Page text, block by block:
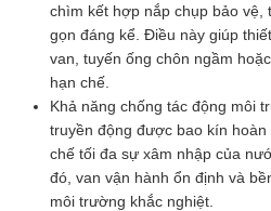
chìm kết hợp nắp chụp bảo vệ,
gọn đáng kể. Điều này giúp
van, tuyến ống chôn ngầm
hạn chế.
Khả năng chống tác động môi
truyền động được bao kín
chế tối đa sự xâm nhập của
đó, van vận hành ổn định và
môi trường khắc nghiệt.